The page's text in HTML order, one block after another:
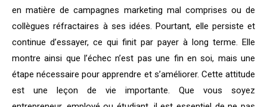
en matière de campagnes marketing mal comprises ou de
collègues réfractaires à ses idées. Pourtant, elle persiste et
continue d’essayer, ce qui finit par payer à long terme. Elle
montre ainsi que l’échec n’est pas une fin en soi, mais une
étape nécessaire pour apprendre et s’améliorer. Cette attitude
est une leçon de vie importante. Que vous soyez